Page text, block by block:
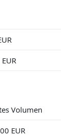
EUR
Volumen
EUR